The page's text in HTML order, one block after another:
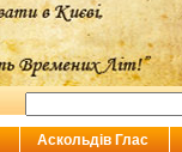
Аскольдів Глас